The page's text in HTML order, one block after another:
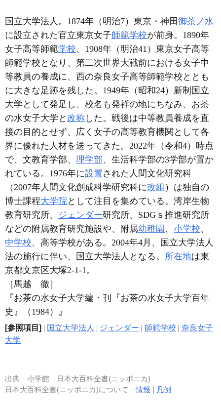
国立大学法人。1874年（明治7）東京・神田 御茶ノ水
に設立された官立東京女子師範学校が前身。1890年
女子高等師範学校、1908年（明治41）東京女子高等
師範学校となり、第二次世界大戦前における女子中
等教員の養成に、西の奈良女子高等師範学校ととも
に大きな足跡を残した。1949年（昭和24）新制国立
大学として発足し、校名も発祥の地にちなみ、お茶
の水女子大学と 改称 した。戦後は中等教員養成を直
接の目的とせず、広く女子の高等教育機関として各
界に優れた人材を送ってきた。2022年（令和4）時点
で、文教育学部、 理学部、生活科学部の3学部が置か
れている。1976年に設置された人間文化研究科
（2007年人間文化創成科学研究科に改組 ）は独自の
博士課程大学院として注目を集めている。湾岸生物
教育研究所、 ジェンダー研究所、SDGｓ推進研究所
などの附属教育研究施設や、附属幼稚園 、 小学校、
中学校、高等学校がある。2004年4月、国立大学法人
法の施行に伴い、国立大学法人となる。 所在地は東
京都文京区大塚2-1-1。
［馬越 徹］
『お茶の水女子大学編・刊『お茶の水女子大学百年
史』（1984）』
[参照項目] | 国立大学法人 | ジェンダー | 師範学校 | 奈良女子
大学
出典 小学館 日本大百科全書(ニッポニカ)
日本大百科全書(ニッポニカ)について情報 | 凡例